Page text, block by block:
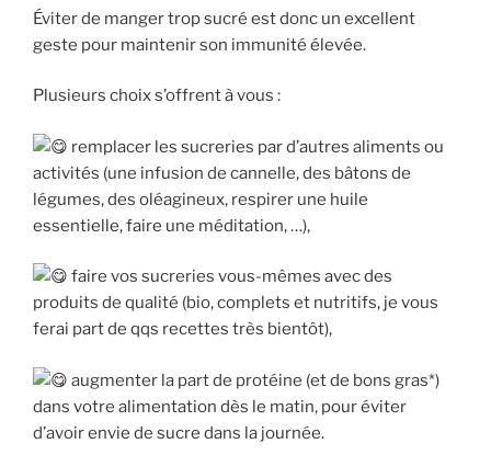
Éviter de manger trop sucré est donc un excellent
geste pour maintenir son immunité élevée.
Plusieurs choix s’offrent à vous :
remplacer les sucreries par d’autres aliments ou
activités (une infusion de cannelle, des bâtons de
légumes, des oléagineux, respirer une huile
essentielle, faire une méditation, …),
faire vos sucreries vous-mêmes avec des
produits de qualité (bio, complets et nutritifs, je vous
ferai part de qqs recettes très bientôt),
augmenter la part de protéine (et de bons gras*)
dans votre alimentation dès le matin, pour éviter
d’avoir envie de sucre dans la journée.